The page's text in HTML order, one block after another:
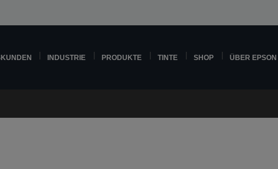
INDUSTRIE PRODUKTE TINTE SHOP ÜBER EPSON